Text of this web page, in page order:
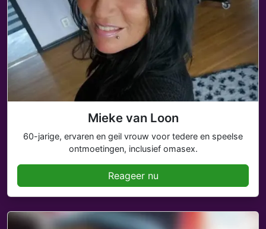
Mieke van Loon
60-jarige, ervaren en geil vrouw voor tedere en speelse
ontmoetingen, inclusief omasex.
Reageer nu